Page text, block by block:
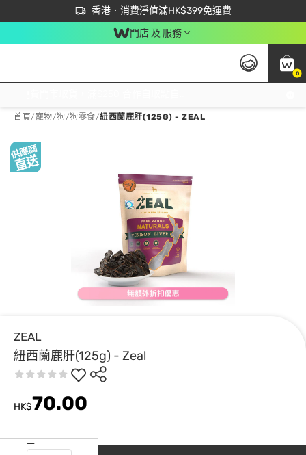
香港．消費淨值滿HK$399免運費
立即成為易賞錢會員盡享獨家優惠
首次APP下單買滿$450 輸入 NEWAPP 即減$50
門店 及 服務
0
首頁/寵物/狗/狗零食/紐西蘭鹿肝(125G) - ZEAL
ZEAL
紐西蘭鹿肝(125g) - Zeal
HK$70.00